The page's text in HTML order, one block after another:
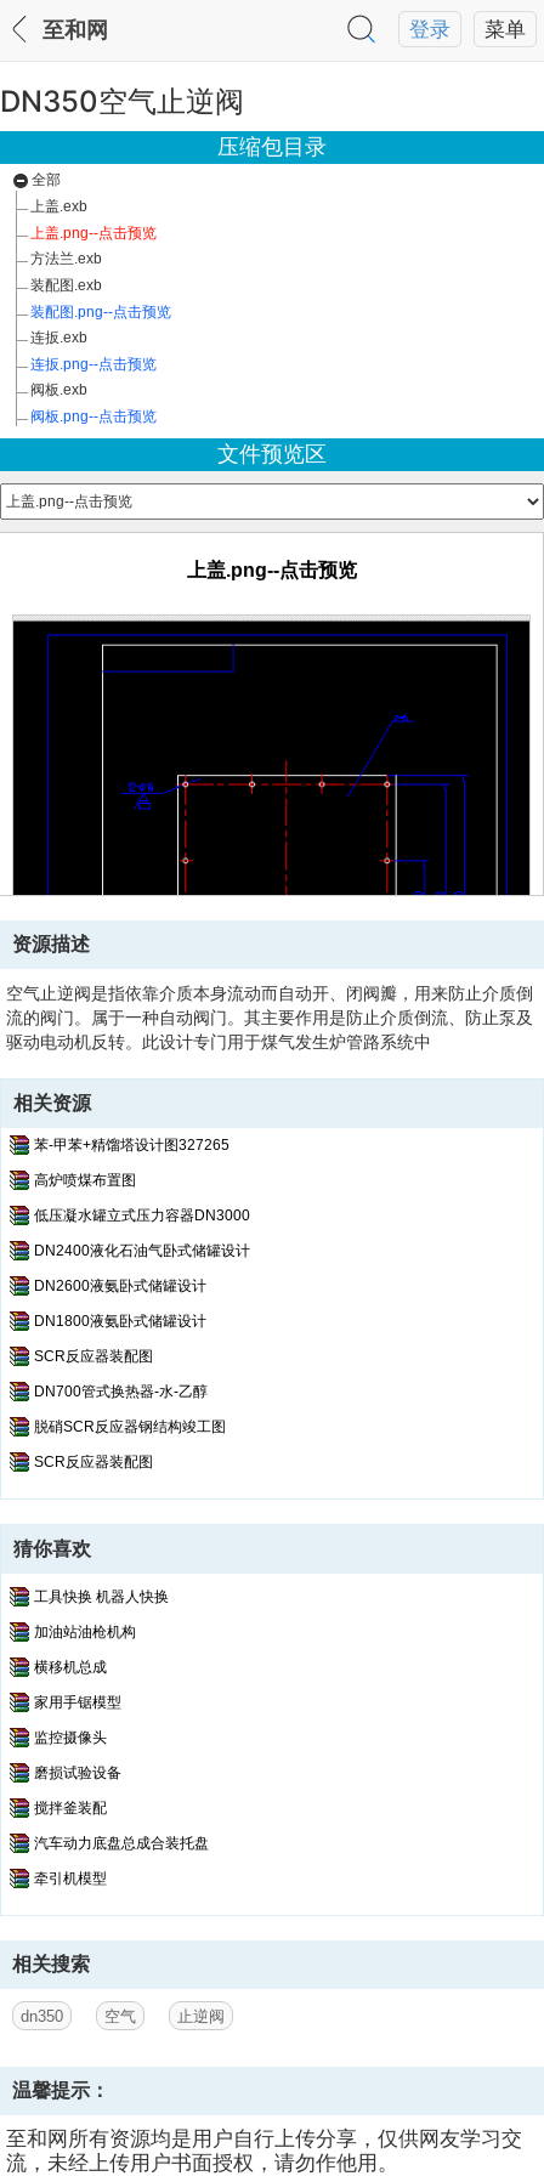
菜单
登录
至和网
DN350空气止逆阀
压缩包目录
全部
上盖.exb
上盖.png--点击预览
方法兰.exb
装配图.exb
装配图.png--点击预览
连扳.exb
连扳.png--点击预览
阀板.exb
阀板.png--点击预览
文件预览区
上盖.png--点击预览
资源描述
空气止逆阀是指依靠介质本身流动而自动开、闭阀瓣，用来防止介质倒
流的阀门。属于一种自动阀门。其主要作用是防止介质倒流、防止泵及
驱动电动机反转。此设计专门用于煤气发生炉管路系统中
相关资源
苯-甲苯+精馏塔设计图327265
高炉喷煤布置图
低压凝水罐立式压力容器DN3000
DN2400液化石油气卧式储罐设计
DN2600液氨卧式储罐设计
DN1800液氨卧式储罐设计
SCR反应器装配图
DN700管式换热器-水-乙醇
脱硝SCR反应器钢结构竣工图
SCR反应器装配图
猜你喜欢
工具快换 机器人快换
加油站油枪机构
横移机总成
家用手锯模型
监控摄像头
磨损试验设备
搅拌釜装配
汽车动力底盘总成合装托盘
牵引机模型
相关搜索
dn350 空气 止逆阀
温馨提示：
至和网所有资源均是用户自行上传分享，仅供网友学习交
流，未经上传用户书面授权，请勿作他用。